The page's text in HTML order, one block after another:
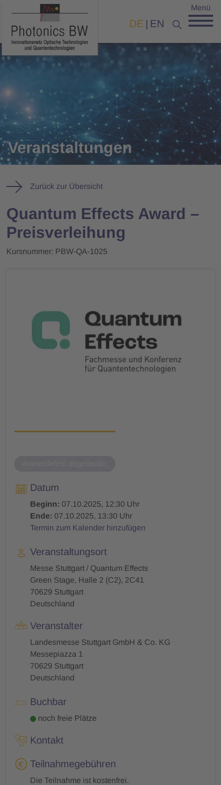
DE EN
Menü
Veranstaltungen
Zurück zur Übersicht
Quantum Effects Award –
Preisverleihung
Kursnummer: PBW-QA-1025
Datum
Beginn: 07.10.2025, 12:30 Uhr
Ende: 07.10.2025, 13:30 Uhr
Termin zum Kalender hinzufügen
Veranstaltungsort
Messe Stuttgart / Quantum Effects
Green Stage, Halle 2 (C2), 2C41
70629 Stuttgart
Deutschland
Veranstalter
Landesmesse Stuttgart GmbH & Co. KG
Messepiazza 1
70629 Stuttgart
Deutschland
Buchbar
noch freie Plätze
Kontakt
Teilnahmegebühren
Die Teilnahme ist kostenfrei.